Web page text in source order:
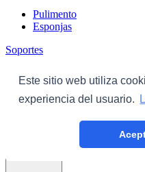
Este sitio web utiliza
experiencia del usuario.
Pulimento
Esponjas
Soportes
Triangulares